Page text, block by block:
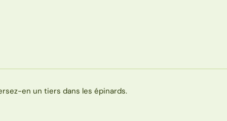
en un tiers dans les épinards.